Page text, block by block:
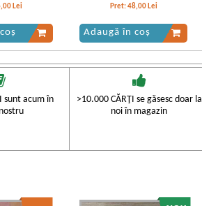
Lei
Pret:48,00 Lei
Adaugă în coș
sunt acum în
>10.000 CĂRŢI se găsesc doar la
noi în magazin